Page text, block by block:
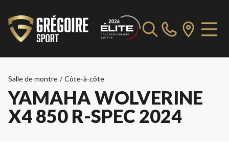
Salle de montre / Côte-à-côte
YAMAHA WOLVERINE
X4 850 R-SPEC 2024